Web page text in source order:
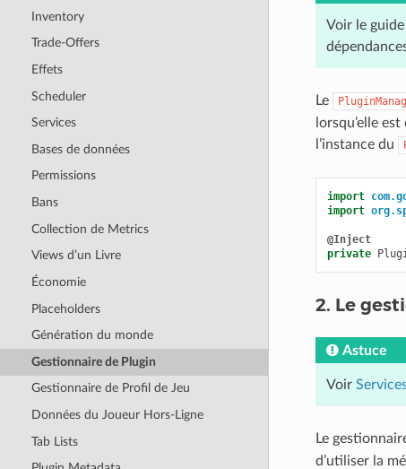
Inventory
Trade-Offers
Effets
Scheduler
Services
Bases de données
Permissions
Bans
Collection de Metrics
Views d’un Livre
Économie
Placeholders
Génération du monde
Gestionnaire de Plugin
Gestionnaire de Profil de Jeu
Données du Joueur Hors-Ligne
Tab Lists
Voir le guide
Le
lorsqu’elle
l’instance du
import
import
@Inject
private
2. Le
Astuce
Voir
Le
d’utiliser la